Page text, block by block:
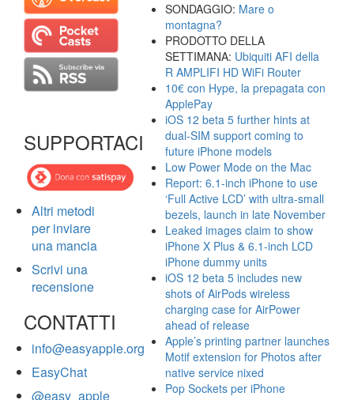
SUPPORTACI
Altri metodi
per inviare
una mancia
Scrivi una
recensione
CONTATTI
info@easyapple.org
EasyChat
@easy_apple
SONDAGGIO: Mare o
montagna?
PRODOTTO DELLA
SETTIMANA: Ubiquiti AFI della
R AMPLIFI HD WiFi Router
10€ con Hype, la prepagata con
ApplePay
iOS 12 beta 5 further hints at
dual-SIM support coming to
future iPhone models
Low Power Mode on the Mac
Report: 6.1-inch iPhone to use
‘Full Active LCD’ with ultra-small
bezels, launch in late November
Leaked images claim to show
iPhone X Plus & 6.1-inch LCD
iPhone dummy units
iOS 12 beta 5 includes new
shots of AirPods wireless
charging case for AirPower
ahead of release
Apple’s printing partner launches
Motif extension for Photos after
native service nixed
Pop Sockets per iPhone